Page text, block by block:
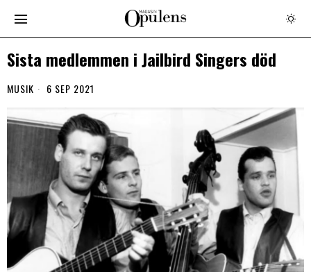
Sista medlemmen i Jailbird Singers död
MUSIK 6 SEP 2021